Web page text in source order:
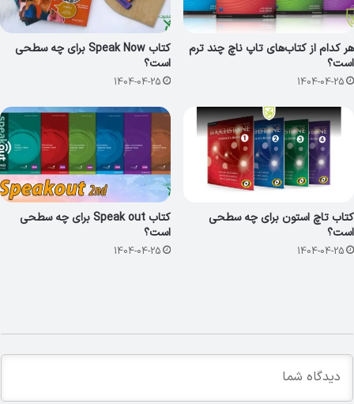
هر کدام از کتاب‌های تاپ ناچ چند ترم
است؟
1404-04-25
کتاب Speak Now برای چه سطحی
است؟
1404-04-25
کتاب تاچ استون برای چه سطحی
است؟
1404-04-25
کتاب Speak out برای چه سطحی
است؟
1404-04-25